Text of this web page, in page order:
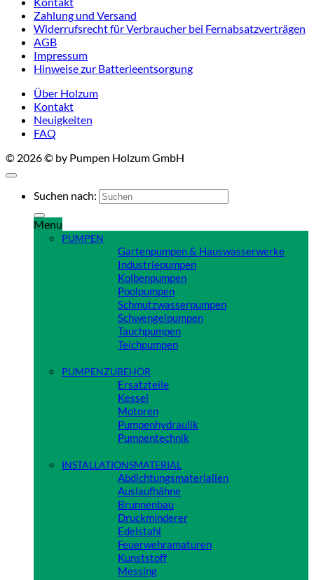
Zahlung und Versand
Widerrufsrecht für Verbraucher bei Fernabsatzverträgen
AGB
Impressum
Hinweise zur Batterieentsorgung
Über Holzum
Kontakt
Neuigkeiten
FAQ
© 2026 © by Pumpen Holzum GmbH
Suchen nach:
Menu
PUMPEN
Gartenpumpen & Hauswasserwerke
Industriepumpen
Kolbenpumpen
Poolpumpen
Schmutzwasserpumpen
Schwengelpumpen
Tauchpumpen
Teichpumpen
PUMPENZUBEHÖR
Ersatzteile
Kessel
Motoren
Pumpenhydraulik
Pumpentechnik
INSTALLATIONSMATERIAL
Abdichtungsmaterialien
Auslaufhähne
Brunnenbau
Druckminderer
Edelstahl
Feuerwehramaturen
Kunststoff
Messing